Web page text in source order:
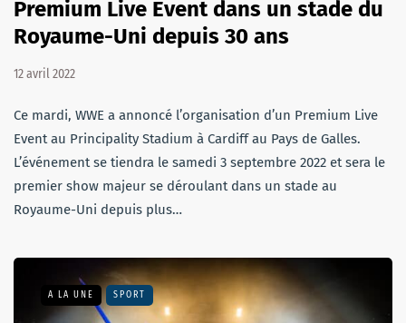
Premium Live Event dans un stade du
Royaume-Uni depuis 30 ans
12 avril 2022
Ce mardi, WWE a annoncé l’organisation d’un Premium Live
Event au Principality Stadium à Cardiff au Pays de Galles.
L’événement se tiendra le samedi 3 septembre 2022 et sera le
premier show majeur se déroulant dans un stade au
Royaume-Uni depuis plus…
A LA UNE SPORT